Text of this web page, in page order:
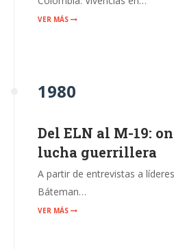
VER MÁS
1980
Del ELN al M-19:
lucha guerrillera
A partir de entrevistas a
Báteman…
VER MÁS